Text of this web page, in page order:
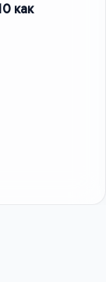
как